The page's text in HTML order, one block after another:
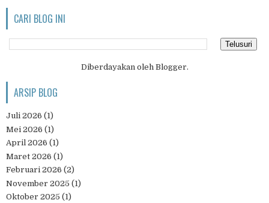
CARI BLOG INI
Diberdayakan oleh Blogger.
ARSIP BLOG
Juli 2026 (1)
Mei 2026 (1)
April 2026 (1)
Maret 2026 (1)
Februari 2026 (2)
November 2025 (1)
Oktober 2025 (1)